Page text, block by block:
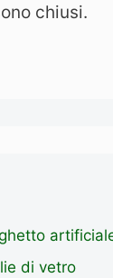
chiusi.
di vetro